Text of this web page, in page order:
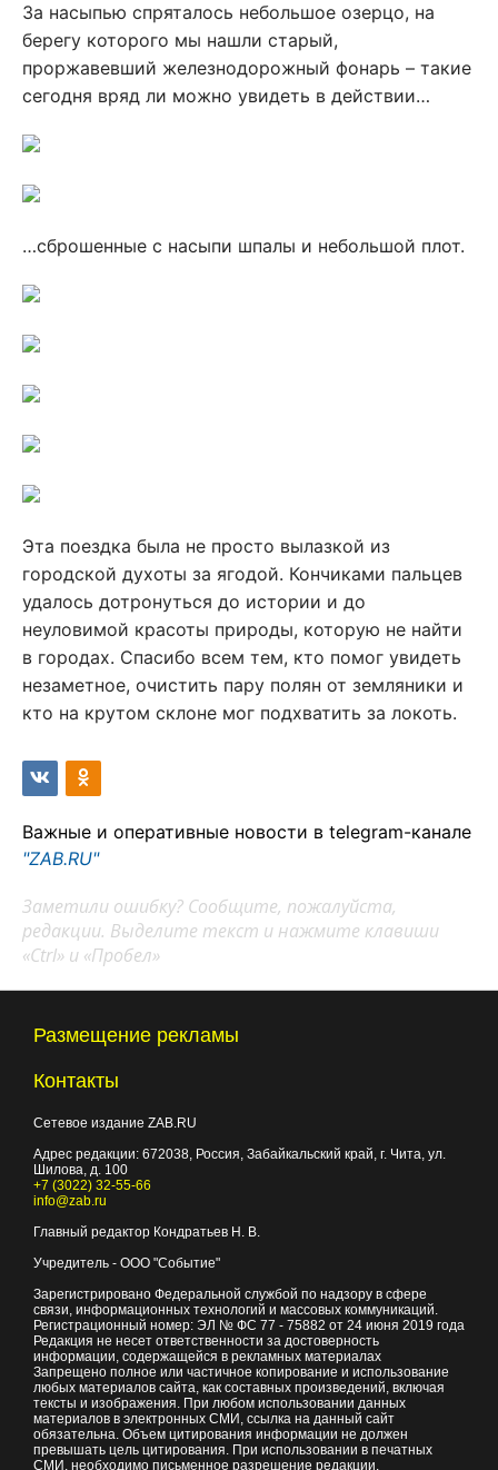
За насыпью спряталось небольшое озерцо, на
берегу которого мы нашли старый,
проржавевший железнодорожный фонарь – такие
сегодня вряд ли можно увидеть в действии…
…сброшенные с насыпи шпалы и небольшой плот.
Эта поездка была не просто вылазкой из
городской духоты за ягодой. Кончиками пальцев
удалось дотронуться до истории и до
неуловимой красоты природы, которую не найти
в городах. Спасибо всем тем, кто помог увидеть
незаметное, очистить пару полян от земляники и
кто на крутом склоне мог подхватить за локоть.
Важные и оперативные новости в telegram-канале
"ZAB.RU"
Заметили ошибку? Сообщите, пожалуйста,
редакции. Выделите текст и нажмите клавиши
«Ctrl» и «Пробел»
Размещение рекламы
Контакты
Сетевое издание ZAB.RU
Адрес редакции: 672038, Россия, Забайкальский край, г. Чита, ул.
Шилова, д. 100
+7 (3022) 32-55-66
info@zab.ru
Главный редактор Кондратьев Н. В.
Учредитель - ООО "Событие"
Зарегистрировано Федеральной службой по надзору в сфере
связи, информационных технологий и массовых коммуникаций.
Регистрационный номер: ЭЛ № ФС 77 - 75882 от 24 июня 2019 года
Редакция не несет ответственности за достоверность
информации, содержащейся в рекламных материалах
Запрещено полное или частичное копирование и использование
любых материалов сайта, как составных произведений, включая
тексты и изображения. При любом использовании данных
материалов в электронных СМИ, ссылка на данный сайт
обязательна. Объем цитирования информации не должен
превышать цель цитирования. При использовании в печатных
СМИ, необходимо письменное разрешение редакции.